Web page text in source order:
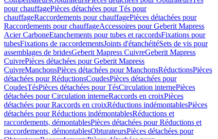
pour chauffagePièces détachées pour Tés pour
chauffageRaccordements pour chauffagePièces détachées pour
Raccordements pour chauffageAccessoires pour Geberit Mapress
Acier CarboneEtanchements pour tubes et raccordsFixations pour
tubesFixations de raccordementsJoints d'étanchéitéSets de vis pour
assemblages de bridesGeberit Mapress CuivreGeberit Mapress
CuivrePièces détachées pour Geberit Mapress
CuivreManchonsPièces détachées pour ManchonsRéductionsPièces
détachées pour RéductionsCoudesPièces détachées pour
CoudesTésPièces détachées pour TésCirculation internePièces
détachées pour Circulation interneRaccords en croixPièces
détachées pour Raccords en croixRéductions indémontablesPièces
détachées pour Réductions indémontablesRéductions et
raccordements, démontablesPièces détachées pour Réductions et
raccordements, démontablesObturateursPièces détachées pour